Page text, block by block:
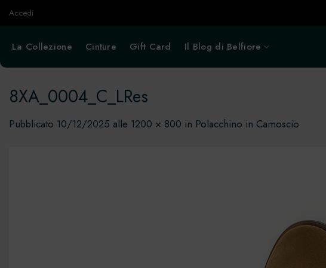
SaltaAccedi
La Collezione Cinture Gift Card Il Blog di Belfiore
8XA_0004_C_LRes
Pubblicato 10/12/2025 alle 1200 × 800 in Polacchino in Camoscio